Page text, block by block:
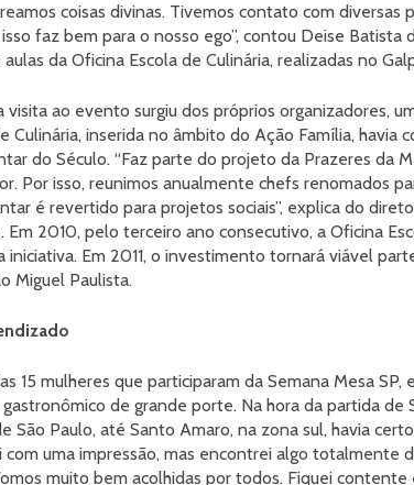
coisas divinas. Tivemos contato com diversas
faz bem para o nosso ego”, contou Deise Batista
da Oficina Escola de Culinária, realizadas no
visita ao evento surgiu dos próprios organizadores,
Culinária, inserida no âmbito do Ação Família, havia
do Século. “Faz parte do projeto da Prazeres da
Por isso, reunimos anualmente chefs renomados
é revertido para projetos sociais”, explica do
Em 2010, pelo terceiro ano consecutivo, a Oficina
iniciativa. Em 2011, o investimento tornará viável
Miguel Paulista.
15 mulheres que participaram da Semana Mesa
de grande porte. Na hora da partida de
São Paulo, até Santo Amaro, na zona sul, havia
com uma impressão, mas encontrei algo totalmente
muito bem acolhidas por todos. Fiquei contente